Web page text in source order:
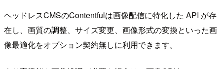
ヘッドレスCMSのContentfulは画像配信に特化した API が存
在し、画質の調整、サイズ変更、画像形式の変換といった画
像最適化をオプション契約無しに利用できます。